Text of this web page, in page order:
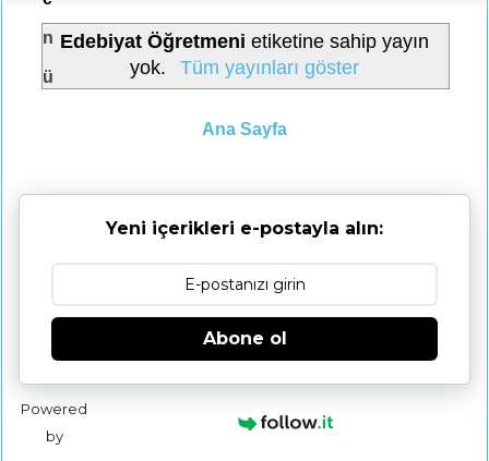
n
ü
Edebiyat Öğretmeni etiketine sahip yayın
yok.
Tüm yayınları göster
Ana Sayfa
Yeni içerikleri e-postayla alın:
Abone ol
Powered
by